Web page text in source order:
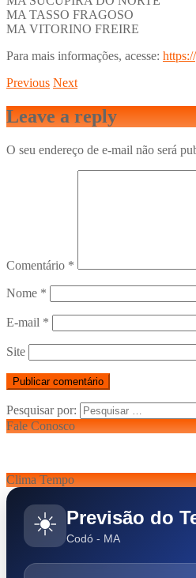
MA TASSO FRAGOSO
MA VITORINO FREIRE
Para mais informações, acesse:
Previous Next
Leave a reply
O seu endereço de e-mail não será
Comentário *
Nome *
E-mail *
Site
Pesquisar por:
Fale Conosco
Clima Tempo
☀️ Previsão do
Codó - MA